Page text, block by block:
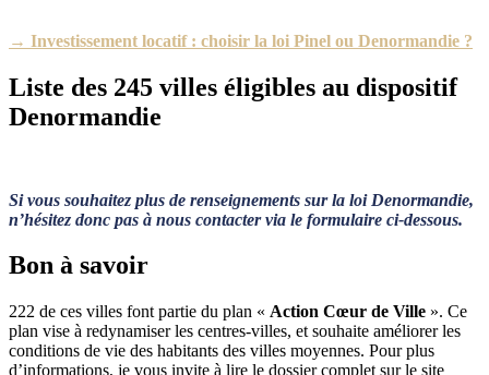
→ Investissement locatif : choisir la loi Pinel ou Denormandie ?
Liste des 245 villes éligibles au dispositif
Denormandie
Si vous souhaitez plus de renseignements sur la loi Denormandie,
n’hésitez donc pas à nous contacter via le formulaire ci-dessous.
Bon à savoir
222 de ces villes font partie du plan « Action Cœur de Ville ». Ce
plan vise à redynamiser les centres-villes, et souhaite améliorer les
conditions de vie des habitants des villes moyennes. Pour plus
d’informations, je vous invite à lire le dossier complet sur le site